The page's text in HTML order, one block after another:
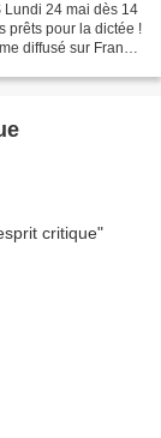
Lundi 24 mai dès 14
prêts pour la dictée !
diffusé sur France